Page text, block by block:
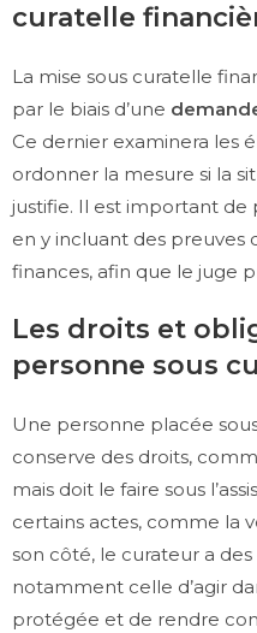
curatelle
La mise sous curatelle
par le biais d’une
Ce dernier examinera les
ordonner la mesure si la
justifie. Il est important de
en y incluant des preuves
finances, afin que le juge
Les droits et
personne sous
Une personne placée
conserve des droits,
mais doit le faire sous
certains actes, comme la
son côté, le curateur a
notamment celle d’agir
protégée et de rendre